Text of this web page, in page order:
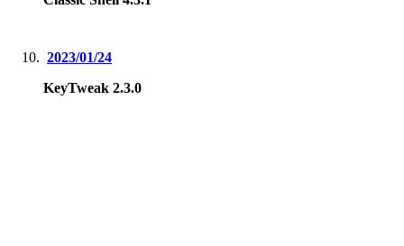
2023/01/24
KeyTweak 2.3.0